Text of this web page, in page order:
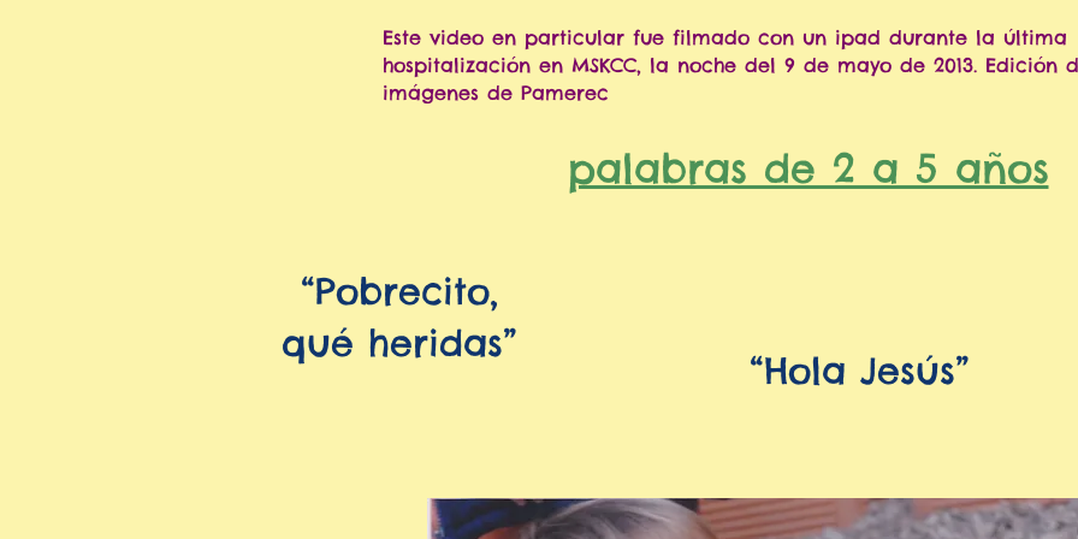
Este video en particular fue filmado con un ipad durante la última
hospitalización en MSKCC, la noche del 9 de mayo de 2013. Edición
imágenes de Pamerec
palabras de 2 a 5 años
“Pobrecito,
qué heridas”
“Hola Jesús”